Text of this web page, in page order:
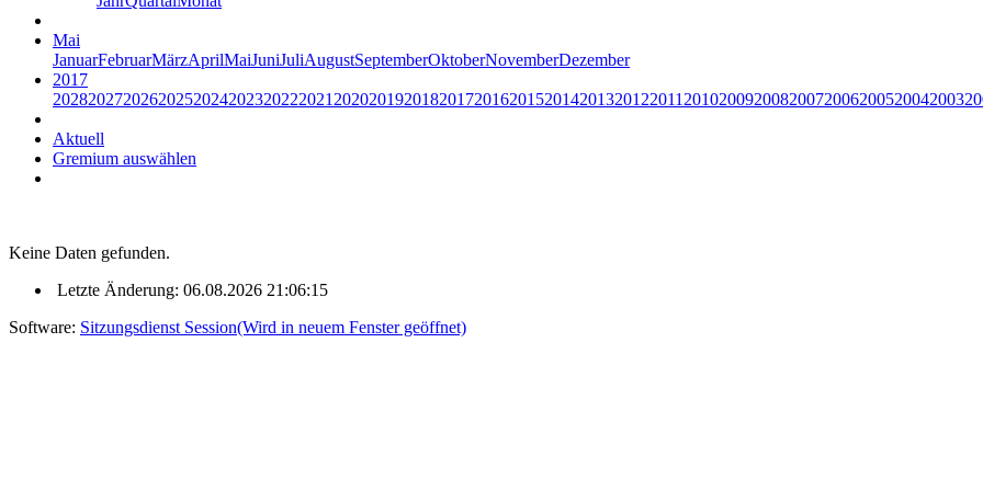
Mai
JanuarFebruarMärzAprilMaiJuniJuliAugustSeptemberOktoberNovemberDezember
2017
20282027202620252024202320222021 2020201920182017201620152014201320122011 20102009200820072006200520042003
Aktuell
Gremium auswählen
Keine Daten gefunden.
Letzte Änderung: 06.08.2026 21:06:15
Software: Sitzungsdienst Session(Wird in neuem Fenster geöffnet)